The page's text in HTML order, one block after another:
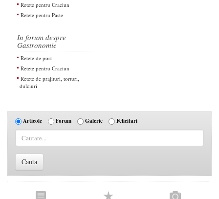
Retete pentru Craciun
Retete pentru Paste
In forum despre
Gastronomie
Retete de post
Retete pentru Craciun
Retete de prajituri, torturi,
dulciuri
Articole Forum Galerie Felicitari